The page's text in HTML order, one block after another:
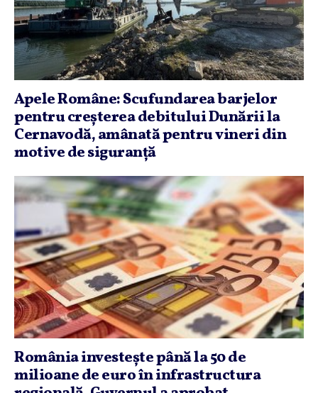
Apele Române: Scufundarea barjelor
pentru creşterea debitului Dunării la
Cernavodă, amânată pentru vineri din
motive de siguranţă
România investeşte până la 50 de
milioane de euro în infrastructura